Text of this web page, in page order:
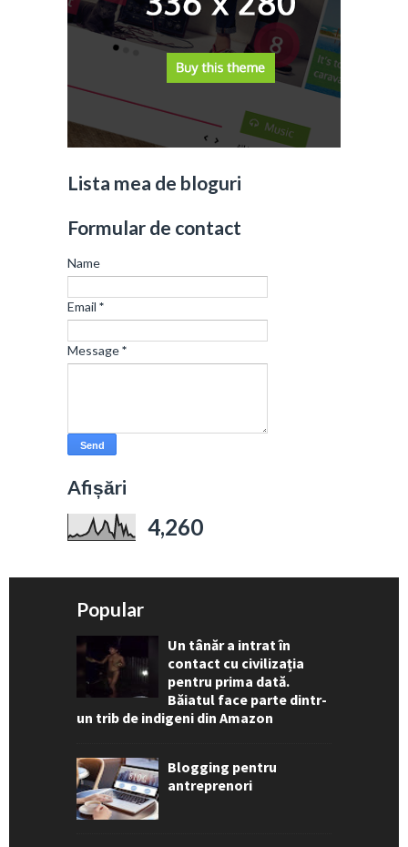
Lista mea de bloguri
Formular de contact
Name
Email *
Message*
Afișări
4,260
Popular
Un tânăr a intrat în
contact cu civilizația
pentru prima dată.
Băiatul face parte dintr-
un trib de indigeni din Amazon
Blogging pentru
antreprenori